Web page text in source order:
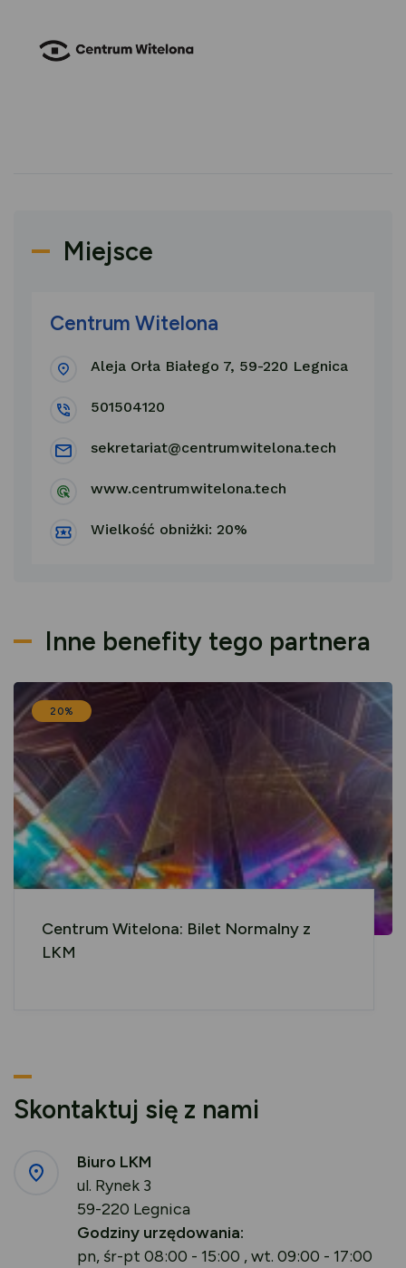
Miejsce
Centrum Witelona
Aleja Orła Białego 7, 59-220 Legnica
501504120
sekretariat@centrumwitelona.tech
www.centrumwitelona.tech
Wielkość obniżki: 20%
Inne benefity tego partnera
20%
Centrum Witelona: Bilet Normalny z
LKM
Skontaktuj się z nami
Biuro LKM
ul. Rynek 3
59-220 Legnica
Godziny urzędowania:
pn, śr-pt 08:00 - 15:00 , wt. 09:00 - 17:00